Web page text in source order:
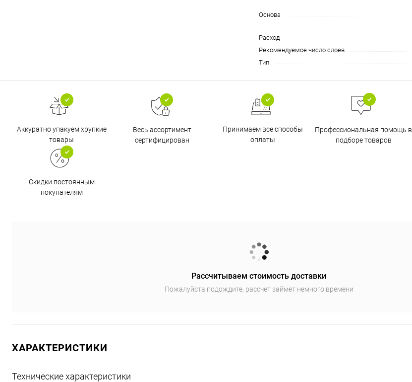
Основа
Расход
Рекомендуемое число слоев
Тип
Аккуратно упакуем хрупкие
товары
Весь ассортимент
сертифицирован
Принимаем все способы
оплаты
Профессиональная помощь в
подборе товаров
Скидки постоянным
покупателям
Рассчитываем стоимость доставки
Пожалуйста подождите, рассчет займет немного времени
ХАРАКТЕРИСТИКИ
Технические характеристики